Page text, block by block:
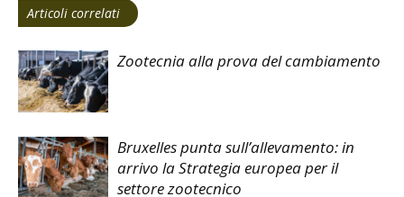
Articoli correlati
Zootecnia alla prova del cambiamento
Bruxelles punta sull’allevamento: in
arrivo la Strategia europea per il
settore zootecnico